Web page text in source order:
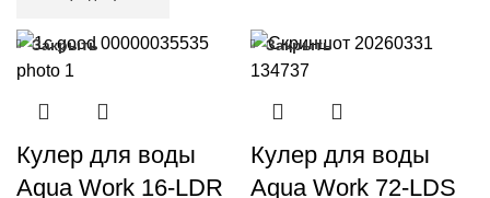
Закрыть
Кулер для воды
Aqua Work 16-LDR
Закрыть
Кулер для воды
Aqua Work 72-LDS